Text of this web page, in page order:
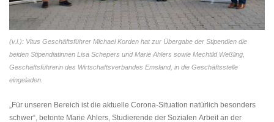
(v.l.): Vitus Geschäftsführer Michael Korden hat zur Übergabe der Stipendien die
beiden Stipendiatinnen Lisa Schepers und Marie Ahlers sowie Mechtild Weßling,
Geschäftsführerin des Wirtschaftsverbandes Emsland, in die Geschäftsstelle
eingeladen.
„Für unseren Bereich ist die aktuelle Corona-Situation natürlich besonders
schwer“, betonte Marie Ahlers, Studierende der Sozialen Arbeit an der